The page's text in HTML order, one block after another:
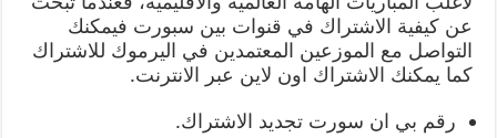
عن كيفية الاشتراك في قنوات بين سبورت فيمكنك
التواصل مع الموزعين المعتمدين في اليرموك للاشتراك
كما يمكنك الاشتراك اون لاين عبر الانترنت.
رقم بي ان سورت تجديد الاشتراك.